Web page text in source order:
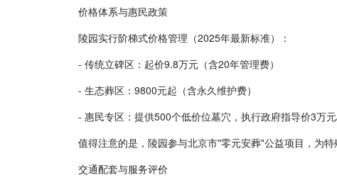
价格体系与惠民政策
陵园实行阶梯式价格管理（2025年最新标准）：
- 传统立碑区：起价9.8万元（含20年管理费）
- 生态葬区：9800元起（含永久维护费）
- 惠民专区：提供500个低价位墓穴，执行政府指导价3万
值得注意的是，陵园参与北京市"零元安葬"公益项目，为
交通配套与服务评价